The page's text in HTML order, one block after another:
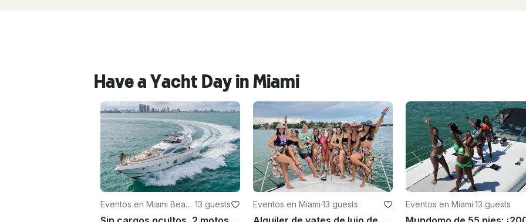
Have a Yacht Day in Miami
Eventos en Miami Beac
h
·13 guests Eventos en Miami·13 guests Eventos en Miami·13 guests